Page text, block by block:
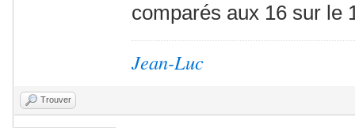
comparés aux 16 sur le
Jean-Luc
Trouver